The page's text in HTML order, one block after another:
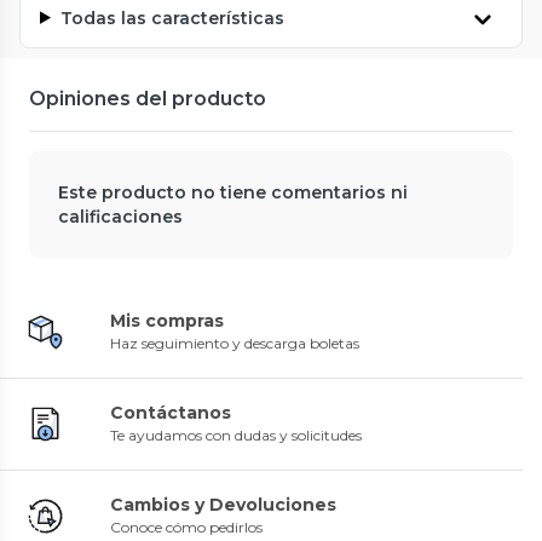
Todas las características
Opiniones del producto
Este producto no tiene comentarios ni
calificaciones
Mis compras
Haz seguimiento y descarga boletas
Contáctanos
Te ayudamos con dudas y solicitudes
Cambios y Devoluciones
Conoce cómo pedirlos